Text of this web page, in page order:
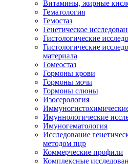
Витамины, жирные
Гематология
Гемостаз
Генетическое
Гистологические
Гистологические
материала
Гомеостаз
Гормоны крови
Гормоны мочи
Гормоны слюны
Изосерология
Имуннологические
Имуногематология
Исследование
методом пцр
Коммерческие профили
Комплексные